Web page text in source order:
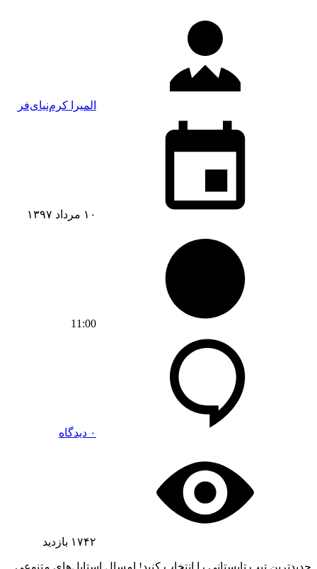
المیرا کرم‌نیای‌فر
۱۰ مرداد ۱۳۹۷
11:00
۰ دیدگاه
۱۷۴۲ بازدید
جدیدترین تیپ تابستانی را انتخاب کنید! امسال استایل‌های متنوعی